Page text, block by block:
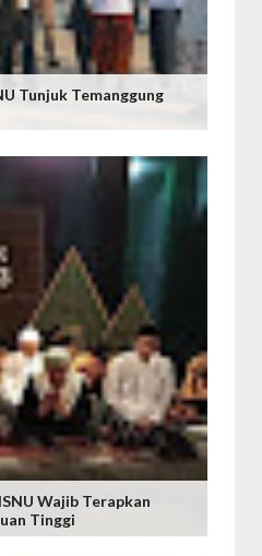
Tunjuk Temanggung
Wajib Terapkan
Tinggi